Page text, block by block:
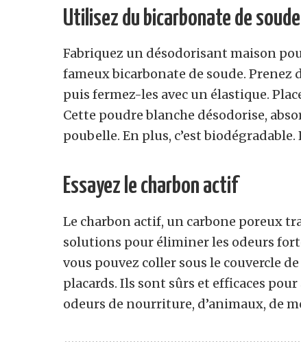
Utilisez du bicarbonate de soude
Fabriquez un désodorisant maison
fameux bicarbonate de soude. Prenez
puis fermez-les avec un élastique.
Cette poudre blanche désodorise,
poubelle. En plus, c’est
Essayez le charbon actif
Le charbon actif, un carbone poreux
solutions pour éliminer les odeurs
vous pouvez coller sous le couvercle
placards. Ils sont sûrs et efficaces
odeurs de nourriture, d’animaux, de